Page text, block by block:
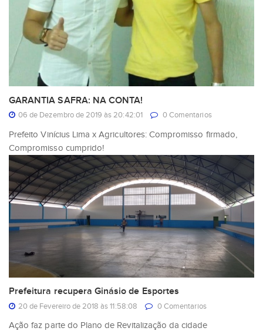
GARANTIA SAFRA: NA CONTA!
06 de Dezembro de 2019 às 20:42:01 0 Comentarios
Prefeito Vinícius Lima x Agricultores: Compromisso firmado,
Compromisso cumprido!
Prefeitura recupera Ginásio de Esportes
20 de Fevereiro de 2018 às 11:58:08 0 Comentarios
Ação faz parte do Plano de Revitalização da cidade